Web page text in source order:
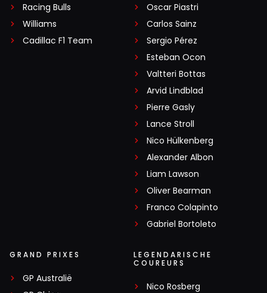
Racing Bulls
Williams
Cadillac F1 Team
Oscar Piastri
Carlos Sainz
Sergio Pérez
Esteban Ocon
Valtteri Bottas
Arvid Lindblad
Pierre Gasly
Lance Stroll
Nico Hülkenberg
Alexander Albon
Liam Lawson
Oliver Bearman
Franco Colapinto
Gabriel Bortoleto
GRAND PRIXES
GP Australië
LEGENDARISCHE
COUREURS
Nico Rosberg